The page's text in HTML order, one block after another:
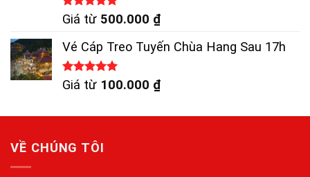
Được xếp
5 sao
Giá từ 500.000 ₫
Vé Cáp Treo Tuyến Chùa Hang Sau 17h
Được xếp
Giá từ 100.000 ₫
VỀ CHÚNG TÔI